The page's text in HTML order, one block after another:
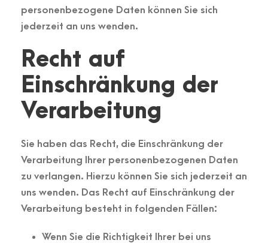
personenbezogene Daten können Sie sich
jederzeit an uns wenden.
Recht auf
Einschränkung der
Verarbeitung
Sie haben das Recht, die Einschränkung der
Verarbeitung Ihrer personenbezogenen Daten
zu verlangen. Hierzu können Sie sich jederzeit an
uns wenden. Das Recht auf Einschränkung der
Verarbeitung besteht in folgenden Fällen:
Wenn Sie die Richtigkeit Ihrer bei uns